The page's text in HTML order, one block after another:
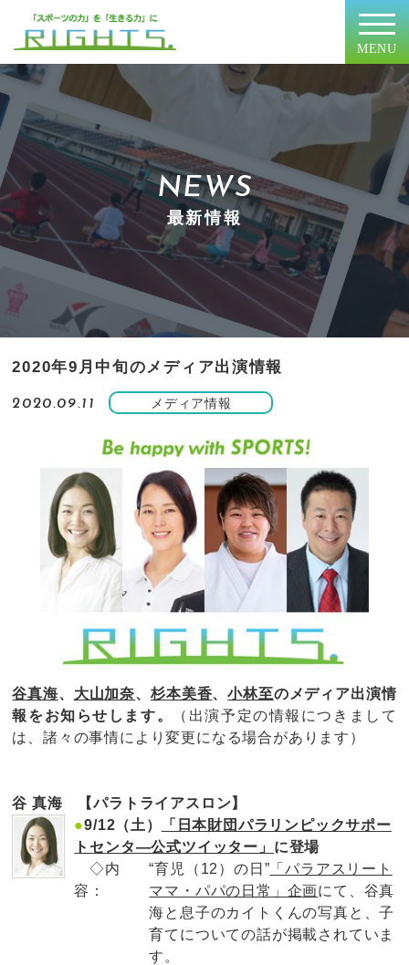
MENU
NEWS
最新情報
2020年9月中旬のメディア出演情報
2020.09.11 メディア情報
谷真海、 大山加奈、杉本美香、小林至のメディア出演情
報をお知らせします。
（出演予定の情報につきまして
は、諸々の事情により変更になる場合があります）
谷 真海 【パラトライアスロン】
●9/12（土）
「日本財団パラリンピックサポー
トセンタ―公式ツイッター」 に登場
◇内
容：
“育児（12）の日” 「パラアスリート
ママ・パパの日常」企画にて、谷真
海と息子のカイトくんの写真と、子
育てについての話が掲載されていま
す。